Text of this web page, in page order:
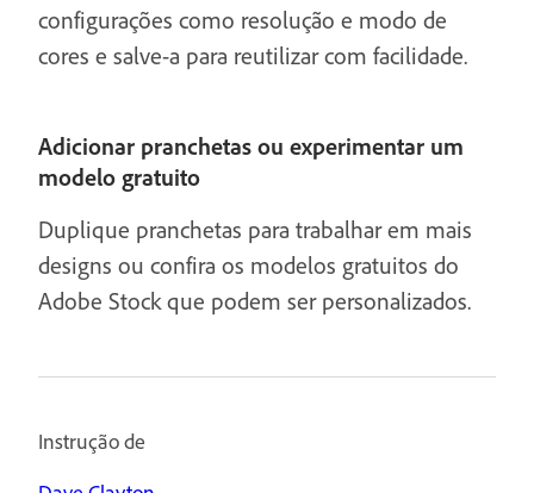
configurações como resolução e modo de
cores e salve-a para reutilizar com facilidade.
Adicionar pranchetas ou experimentar um
modelo gratuito
Duplique pranchetas para trabalhar em mais
designs ou confira os modelos gratuitos do
Adobe Stock que podem ser personalizados.
Instrução de